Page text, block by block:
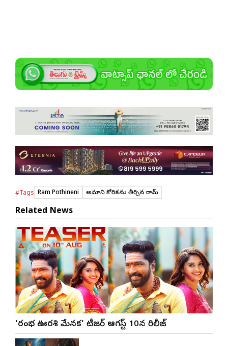
#Tags Ram Pothineni అభిమాని కోరిక‌ను తీర్చిన రామ్
Related News
‘రంభ ఊర్వశి మేనక’ టీజర్ ఆగస్ట్ 10న రిలీజ్